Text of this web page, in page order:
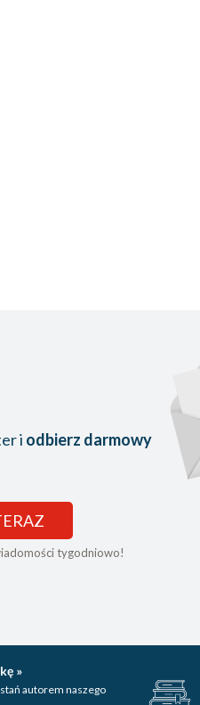
i odbierz darmowy
tygodniowo!
»
autorem naszego